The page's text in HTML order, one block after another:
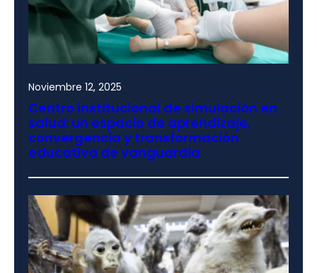
Noviembre 12, 2025
Centro institucional de simulación en
salud: un espacio de aprendizaje,
convergencia y transformación
educativa de vanguardia